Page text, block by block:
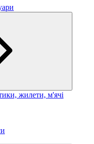
жилети, м'ячі